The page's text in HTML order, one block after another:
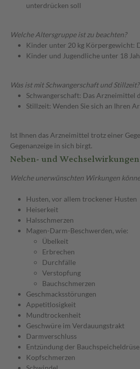
unterdrücken soll
Welche Altersgruppe ist zu beachten?
Kinder unter 20 kg Körpergewicht:
Kinder und Jugendliche unter 18
Was ist mit Schwangerschaft und Stillzeit?
Schwangerschaft: Das Arzneimittel
Stillzeit: Wenden Sie sich an Ihren
Ist Ihnen das Arzneimittel trotz einer
Gegenanzeige in sich birgt.
Neben- und Wechselwirkungen
Welche unerwünschten Wirkungen
Husten, vor allem trockener Husten
Heiserkeit
Halsschmerzen
Magen-Darm-Beschwerden, wie:
Übelkeit
Erbrechen
Durchfälle
Verstopfung
Bauchschmerzen
Geschmacksstörungen
Appetitlosigkeit
Mundtrockenheit
Geschwüre im Verdauungstrakt
Darmverschluss
Entzündung der Bauchspeicheldrüse
Kopfschmerzen